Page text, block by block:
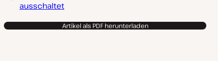
ausschaltet
Artikel als PDF herunterladen